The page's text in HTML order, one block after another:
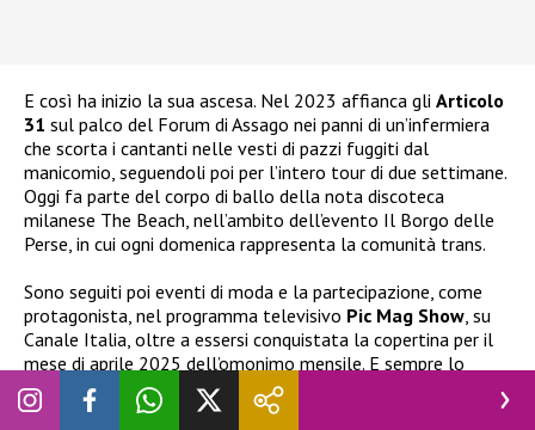
E così ha inizio la sua ascesa. Nel 2023 affianca gli Articolo
31 sul palco del Forum di Assago nei panni di un’infermiera
che scorta i cantanti nelle vesti di pazzi fuggiti dal
manicomio, seguendoli poi per l’intero tour di due settimane.
Oggi fa parte del corpo di ballo della nota discoteca
milanese The Beach, nell’ambito dell’evento Il Borgo delle
Perse, in cui ogni domenica rappresenta la comunità trans.
Sono seguiti poi eventi di moda e la partecipazione, come
protagonista, nel programma televisivo Pic Mag Show, su
Canale Italia, oltre a essersi conquistata la copertina per il
mese di aprile 2025 dell’omonimo mensile. E sempre lo
scorso anno ha recitato come protagonista nel
cortometraggio Samba e Bossa Nova